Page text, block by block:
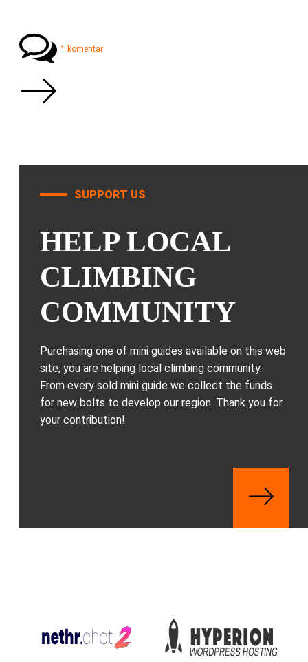
1 komentar
SUPPORT US
HELP LOCAL
CLIMBING
COMMUNITY
Purchasing one of mini guides available on this web
site, you are helping local climbing community.
From every sold mini guide we collect the funds
for new bolts to develop our region. Thank you for
your contribution!